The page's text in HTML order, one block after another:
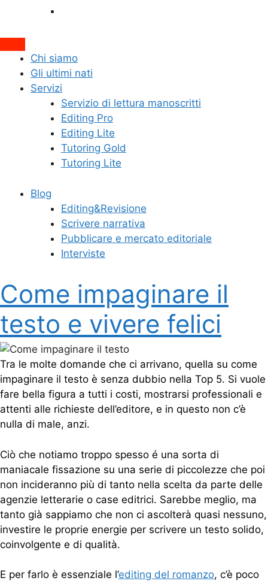
Attiva/disattiva
campo
Chi siamo
Gli ultimi nati
Servizi
Servizio di lettura manoscritti
Editing Pro
Editing Lite
Tutoring Gold
Tutoring Lite
Blog
Editing&Revisione
Scrivere narrativa
Pubblicare e mercato editoriale
Interviste
Come impaginare il
testo e vivere felici
Tra le molte domande che ci arrivano, quella su come
impaginare il testo è senza dubbio nella Top 5. Si vuole
fare bella figura a tutti i costi, mostrarsi professionali e
attenti alle richieste dell’editore, e in questo non c’è
nulla di male, anzi.
Ciò che notiamo troppo spesso é una sorta di
maniacale fissazione su una serie di piccolezze che poi
non incideranno più di tanto nella scelta da parte delle
agenzie letterarie o case editrici. Sarebbe meglio, ma
tanto già sappiamo che non ci ascolterà quasi nessuno,
investire le proprie energie per scrivere un testo solido,
coinvolgente e di qualità.
E per farlo è essenziale l’editing del romanzo, c’è poco